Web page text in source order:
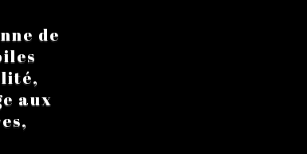
de
aux